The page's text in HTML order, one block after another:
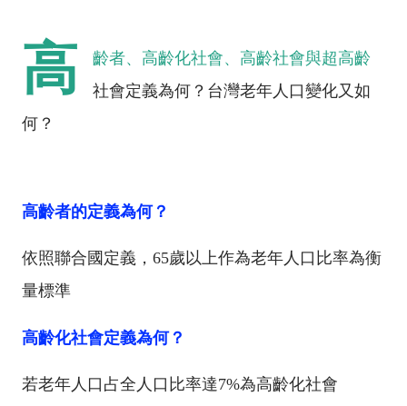
高
齡者、高齡化社會、高齡社會與超高齡
社會定義為何？台灣老年人口變化又如
何？
高齡者的定義為何？
依照聯合國定義， 65歲以上作為老年人口比率為衡
量標準
高齡化社會定義為何？
若老年人口占全人口比率達7%為高齡化社會